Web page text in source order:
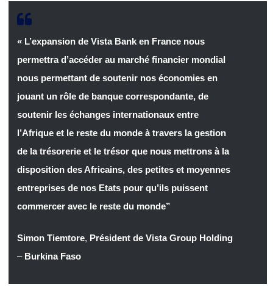
« L’expansion de Vista Bank en France nous
permettra d’accéder au marché financier mondial
nous permettant de soutenir nos économies en
jouant un rôle de banque correspondante, de
soutenir les échanges internationaux entre
l’Afrique et le reste du monde à travers la gestion
de la trésorerie et le trésor que nous mettrons à la
disposition des Africains, des petites et moyennes
entreprises de nos Etats pour qu’ils puissent
commercer avec le reste du monde”
Simon Tiemtore, Président de Vista Group Holding
– Burkina Faso